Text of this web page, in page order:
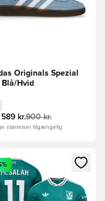
Originals Spezial
Blå/Hvid
589 kr.900 kr.
størrelser tilgængelig
tilmelde dig som
en Modal til at logge